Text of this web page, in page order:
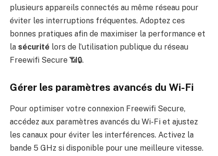
plusieurs appareils connectés au même réseau pour
éviter les interruptions fréquentes. Adoptez ces
bonnes pratiques afin de maximiser la performance et
la sécurité lors de l’utilisation publique du réseau
Freewifi Secure 📶🔒.
Gérer les paramètres avancés du Wi-Fi
Pour optimiser votre connexion Freewifi Secure,
accédez aux paramètres avancés du Wi-Fi et ajustez
les canaux pour éviter les interférences. Activez la
bande 5 GHz si disponible pour une meilleure vitesse.